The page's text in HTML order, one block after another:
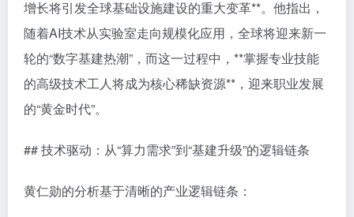
增长将引发全球基础设施建设的重大变革**。他指出，
随着AI技术从实验室走向规模化应用，全球将迎来新一
轮的“数字基建热潮”，而这一过程中，**掌握专业技能
的高级技术工人将成为核心稀缺资源**，迎来职业发展
的“黄金时代”。
## 技术驱动：从“算力需求”到“基建升级”的逻辑链条
黄仁勋的分析基于清晰的产业逻辑链条：